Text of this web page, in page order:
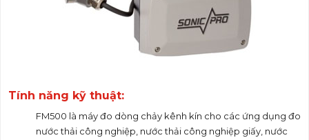
Tính năng kỹ thuật:
FM500 là máy đo dòng chảy kênh kín cho các ứng dụng đo
nước thải công nghiệp, nước thải công nghiệp giấy, nước